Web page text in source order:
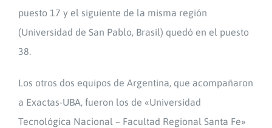
puesto 17 y el siguiente de la misma región
(Universidad de San Pablo, Brasil) quedó en el puesto
38.
Los otros dos equipos de Argentina, que acompañaron
a Exactas-UBA, fueron los de «Universidad
Tecnológica Nacional – Facultad Regional Santa Fe»